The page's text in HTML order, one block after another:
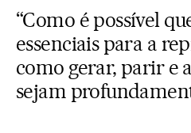
“Como é possível
essenciais para a
como gerar, parir e
sejam